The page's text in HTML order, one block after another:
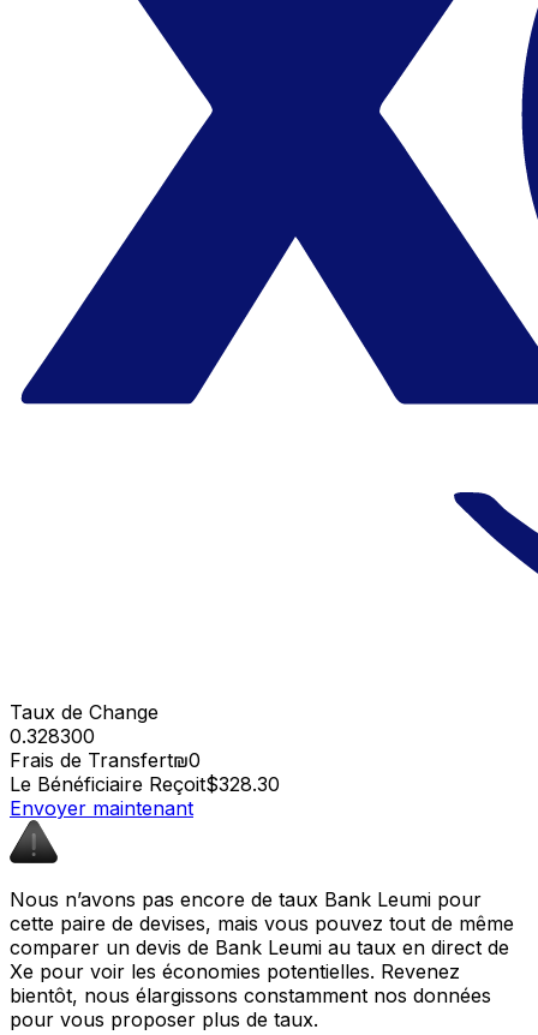
Taux de Change
0.328300
Frais de Transfert₪0
Le Bénéficiaire Reçoit$328.30
Envoyer maintenant
Nous n’avons pas encore de taux Bank Leumi pour
cette paire de devises, mais vous pouvez tout de même
comparer un devis de Bank Leumi au taux en direct de
Xe pour voir les économies potentielles. Revenez
bientôt, nous élargissons constamment nos données
pour vous proposer plus de taux.